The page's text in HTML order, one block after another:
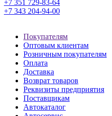
+7 351 729-83-64
+7 343 204-94-00
Покупателям
Оптовым клиентам
Розничным покупателям
Оплата
Доставка
Возврат товаров
Реквизиты предприятия
Поставщикам
Автокаталог